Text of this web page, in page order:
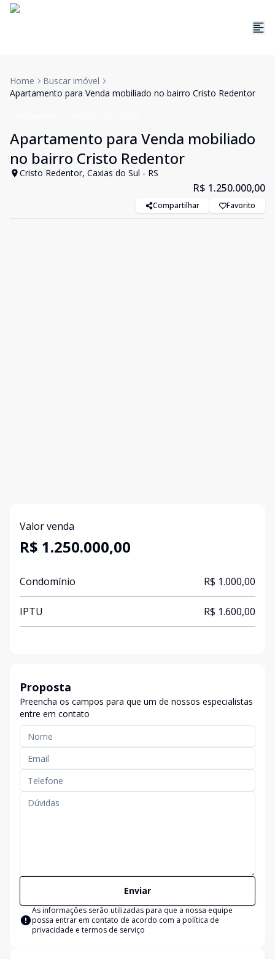
Home
Buscar imóvel
Apartamento para Venda mobiliado no bairro Cristo Redentor
Apartamento para Venda mobiliado
no bairro Cristo Redentor
Cristo Redentor, Caxias do Sul - RS
R$ 1.250.000,00
Compartilhar Favorito
Valor venda
R$ 1.250.000,00
Condomínio R$ 1.000,00
IPTU R$ 1.600,00
Proposta
Preencha os campos para que um de nossos especialistas
entre em contato
Enviar
As informações serão utilizadas para que a nossa equipe
possa entrar em contato de acordo com a política de
privacidade e termos de serviço